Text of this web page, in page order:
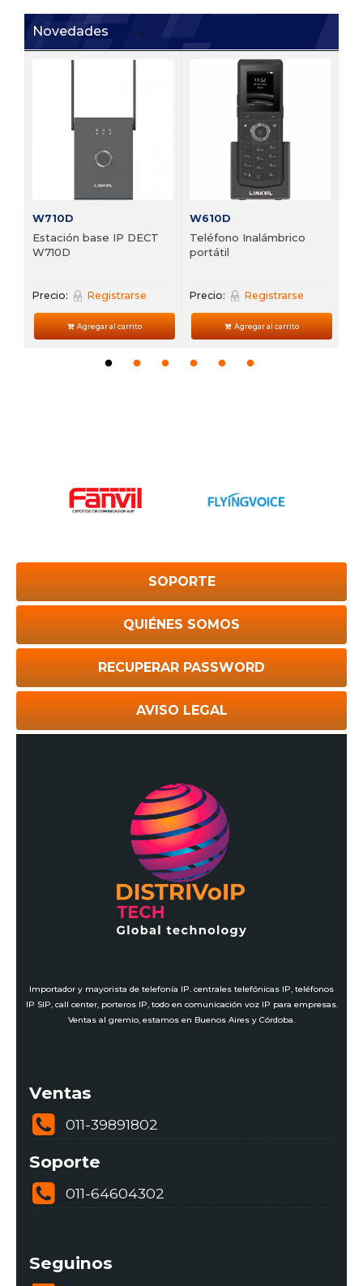
Novedades
W710D
Estación base IP DECT
W710D
Precio: Registrarse
Agregar al carrito
W610D
Teléfono Inalámbrico
portátil
Precio: Registrarse
Agregar al carrito
SOPORTE
QUIÉNES SOMOS
RECUPERAR PASSWORD
AVISO LEGAL
Importador y mayorista de telefonía IP. centrales telefónicas IP, teléfonos
IP SIP, call center, porteros IP, todo en comunicación voz IP para empresas.
Ventas al gremio, estamos en Buenos Aires y Córdoba.
Ventas
011-39891802
Soporte
011-64604302
Seguinos